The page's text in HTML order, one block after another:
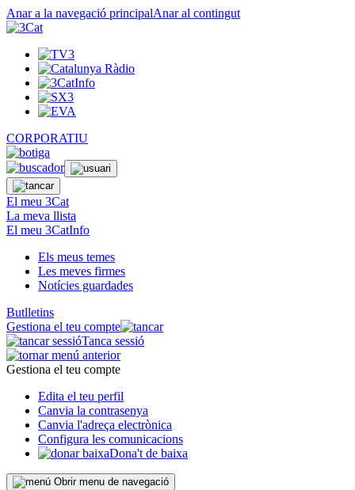
Anar a la navegació principalAnar al contingut
CORPORATIU
El meu 3Cat
La meva llista
El meu 3CatInfo
Els meus temes
Les meves firmes
Notícies guardades
Butlletins
Gestiona el teu compte
Tanca sessió
Gestiona el teu compte
Edita el teu perfil
Canvia la contrasenya
Canvia l'adreça electrònica
Configura les comunicacions
Dona't de baixa
Obrir menu de navegació